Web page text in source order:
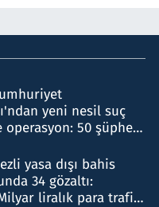
yeni nesil suç
50 şüpheli
yasa dışı bahis
34 gözaltı:
liralık para trafiği